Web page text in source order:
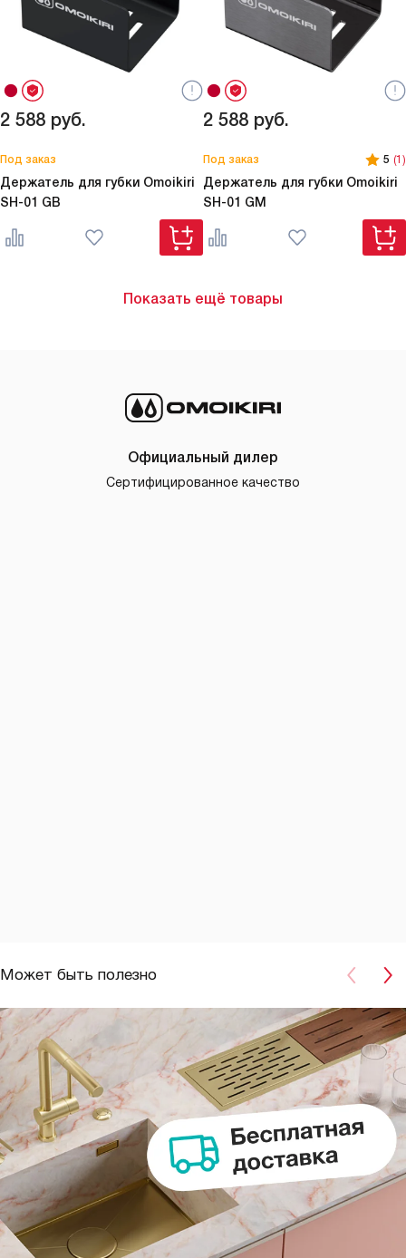
2 588 руб.
Под заказ
Держатель для губки Omoikiri
SH-01 GB
2 588 руб.
Под заказ 5 (1)
Держатель для губки Omoikiri
SH-01 GM
Показать ещё товары
Официальный дилер
Сертифицированное качество
Может быть полезно